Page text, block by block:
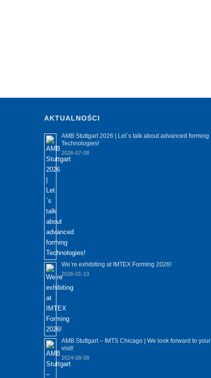
AKTUALNOŚCI
AMB Stuttgart 2026 | Let´s talk about advanced forming
Technologies!
2026-07-08
We’re exhibiting at IMTEX Forming 2026!
2026-01-13
AMB Stuttgart – IMTS Chicago | We look forward to your
visit!
2024-08-08